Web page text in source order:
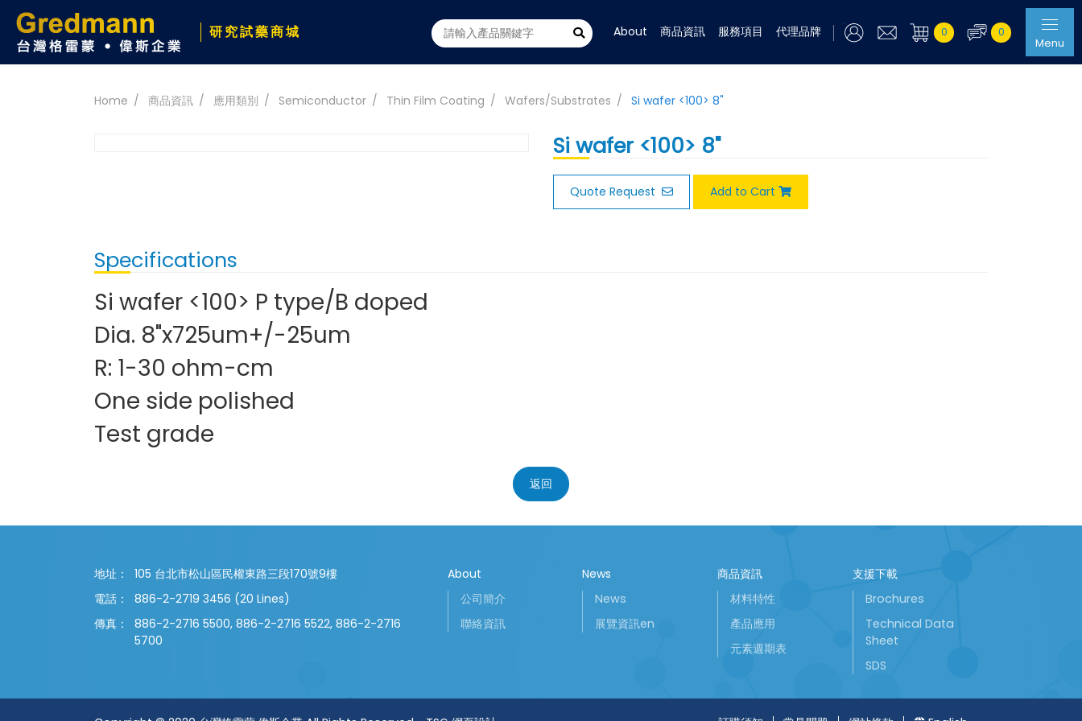
研究試藥商城 About 商品資訊 服務項目 代理品牌 0
0
Menu
Home 商品資訊 應用類別 Semiconductor Thin Film Coating Wafers/Substrates Si wafer <100> 8"
Si wafer <100> 8"
Quote Request Add to Cart
Specifications
Si wafer <100> P type/B doped
Dia. 8"x725um+/-25um
R: 1-30 ohm-cm
One side polished
Test grade
返回
地址：
105 台北市松山區民權東路三段170號9樓
電話：
886-2-2719 3456 (20 Lines)
傳真：
886-2-2716 5500, 886-2-2716 5522, 886-2-2716
5700
About
公司簡介
聯絡資訊
News
News
展覽資訊en
商品資訊
材料特性
產品應用
元素週期表
支援下載
Brochures
Technical Data
Sheet
SDS